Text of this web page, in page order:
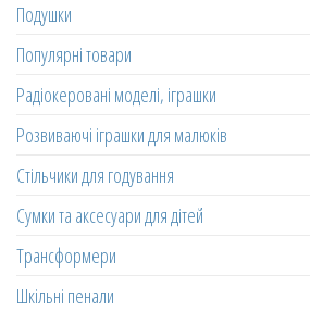
Подушки
Популярні товари
Радіокеровані моделі, іграшки
Розвиваючі іграшки для малюків
Стільчики для годування
Сумки та аксесуари для дітей
Трансформери
Шкільні пенали